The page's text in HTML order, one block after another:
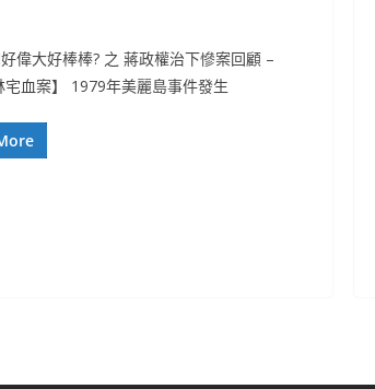
好偉大好棒棒? 之 蔣政權治下慘案回顧 –
宅血案】 1979年美麗島事件發生